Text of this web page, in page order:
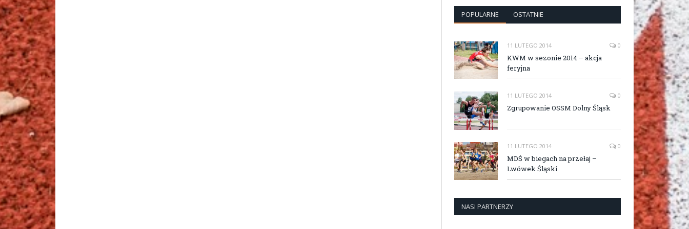
POPULARNE OSTATNIE
11 LUTEGO 2014 0
KWM w sezonie 2014 – akcja
feryjna
11 LUTEGO 2014 0
Zgrupowanie OSSM Dolny Śląsk
11 LUTEGO 2014 0
MDŚ w biegach na przełaj –
Lwówek Śląski
NASI PARTNERZY